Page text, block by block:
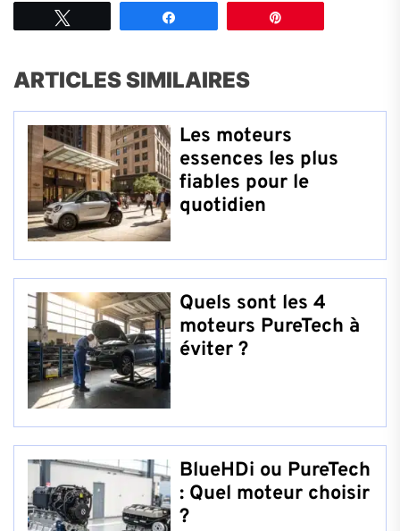
ARTICLES SIMILAIRES
Les moteurs
essences les plus
fiables pour le
quotidien
Quels sont les 4
moteurs PureTech à
éviter ?
BlueHDi ou PureTech
: Quel moteur choisir
?